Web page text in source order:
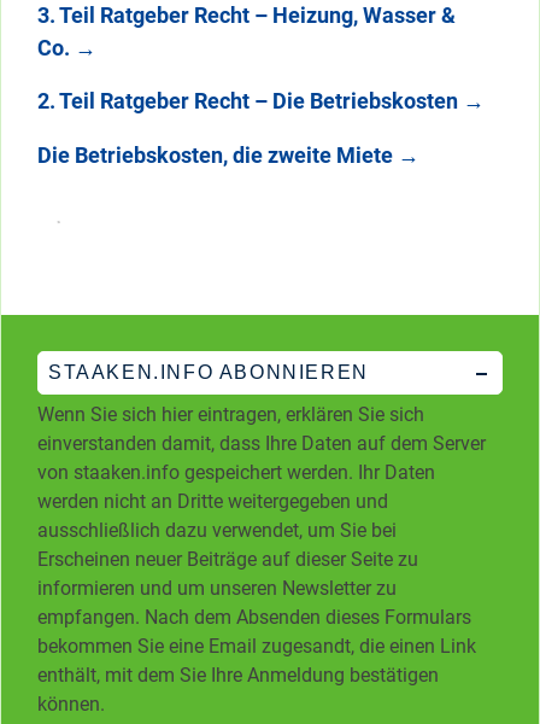
3. Teil Ratgeber Recht – Heizung, Wasser &
Co. →
2. Teil Ratgeber Recht – Die Betriebskosten →
Die Betriebskosten, die zweite Miete →
STAAKEN.INFO ABONNIEREN
Wenn Sie sich hier eintragen, erklären Sie sich
einverstanden damit, dass Ihre Daten auf dem Server
von staaken.info gespeichert werden. Ihr Daten
werden nicht an Dritte weitergegeben und
ausschließlich dazu verwendet, um Sie bei
Erscheinen neuer Beiträge auf dieser Seite zu
informieren und um unseren Newsletter zu
empfangen. Nach dem Absenden dieses Formulars
bekommen Sie eine Email zugesandt, die einen Link
enthält, mit dem Sie Ihre Anmeldung bestätigen
können.